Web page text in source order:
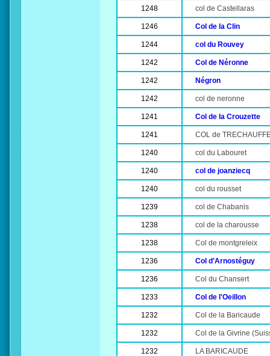
1248 col de Castellaras
1246 Col de la Clin
1244 col du Rouvey
1242 Col de Néronne
1242 Négron
1242 col de neronne
1241 Col de la Crouzette
1241 COL de
1240 col du Labouret
1240 col de joanziecq
1240 col du rousset
1239 col de Chabanis
1238 col de la charousse
1238 Col de montgreleix
1236 Col d'Arnostéguy
1236 Col du Chansert
1233 Col de l'Oeillon
1232 Col de la Baricaude
1232 Col de la Givrine
1232 LA BARICAUDE